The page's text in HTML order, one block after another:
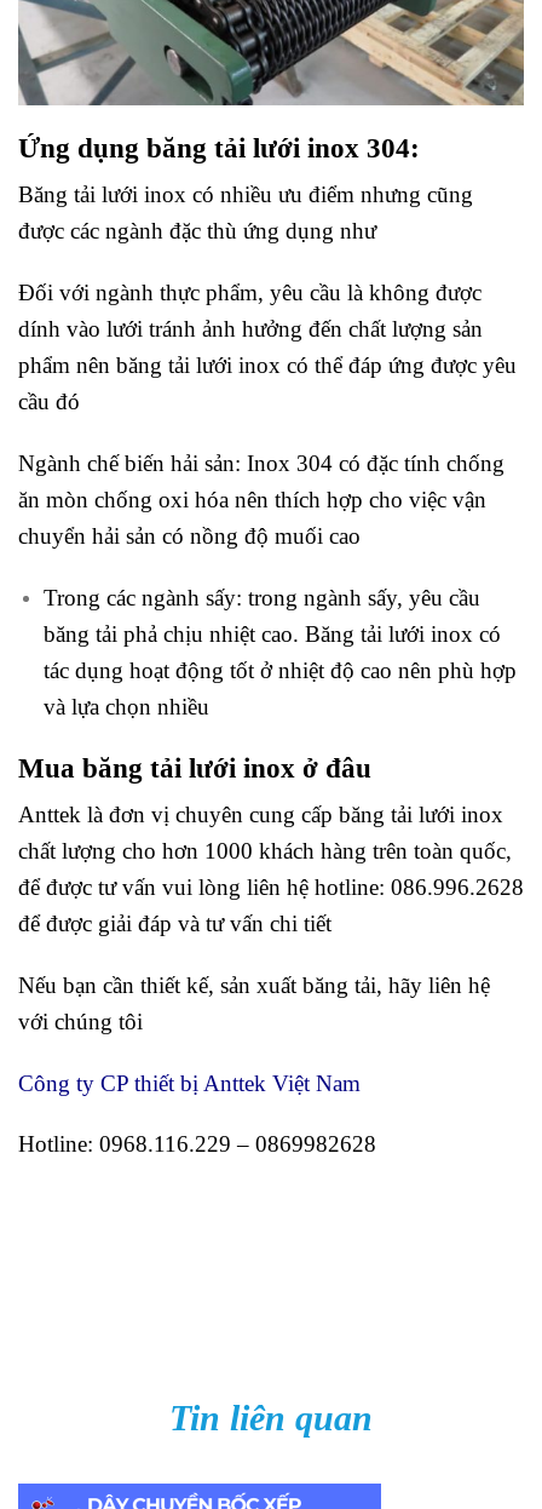
Ứng dụng băng tải lưới inox 304:
Băng tải lưới inox có nhiều ưu điểm nhưng cũng
được các ngành đặc thù ứng dụng như
Đối với ngành thực phẩm, yêu cầu là không được
dính vào lưới tránh ảnh hưởng đến chất lượng sản
phẩm nên băng tải lưới inox có thể đáp ứng được yêu
cầu đó
Ngành chế biến hải sản: Inox 304 có đặc tính chống
ăn mòn chống oxi hóa nên thích hợp cho việc vận
chuyển hải sản có nồng độ muối cao
Trong các ngành sấy: trong ngành sấy, yêu cầu
băng tải phả chịu nhiệt cao. Băng tải lưới inox có
tác dụng hoạt động tốt ở nhiệt độ cao nên phù hợp
và lựa chọn nhiều
Mua băng tải lưới inox ở đâu
Anttek là đơn vị chuyên cung cấp băng tải lưới inox
chất lượng cho hơn 1000 khách hàng trên toàn quốc,
để được tư vấn vui lòng liên hệ hotline: 086.996.2628
để được giải đáp và tư vấn chi tiết
Nếu bạn cần thiết kế, sản xuất băng tải, hãy liên hệ
với chúng tôi
Công ty CP thiết bị Anttek Việt Nam
Hotline: 0968.116.229 – 0869982628
Tin liên quan